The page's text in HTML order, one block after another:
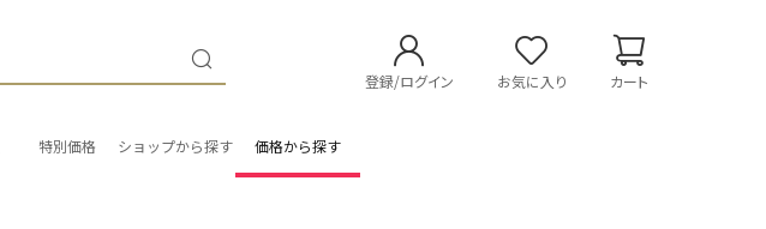
登録/ログイン お気に入り カート
特別価格 ショップから探す 価格から探す